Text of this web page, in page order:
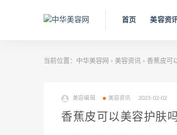
首页 美容资
当前位置： 中华美容网 > 美容资讯 > 香蕉皮可
美容编辑 美容资讯 2023-02-02
香蕉皮可以美容护肤